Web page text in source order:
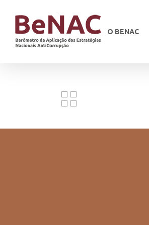
O BENAC